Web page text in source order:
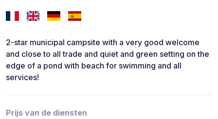
2-star municipal campsite with a very good welcome
and close to all trade and quiet and green setting on the
edge of a pond with beach for swimming and all
services!
Prijs van de diensten